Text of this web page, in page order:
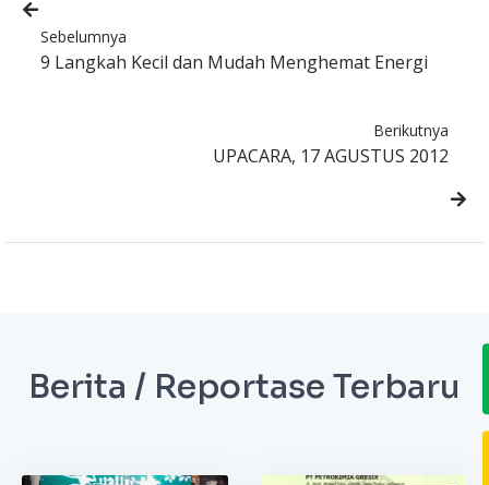
Sebelumnya
9 Langkah Kecil dan Mudah Menghemat Energi
Berikutnya
UPACARA, 17 AGUSTUS 2012
Berita / Reportase Terbaru